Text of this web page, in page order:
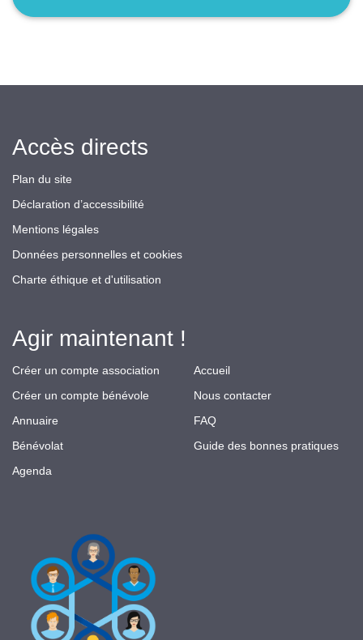
Accès directs
Plan du site
Déclaration d’accessibilité
Mentions légales
Données personnelles et cookies
Charte éthique et d'utilisation
Agir maintenant !
Créer un compte association
Créer un compte bénévole
Annuaire
Bénévolat
Agenda
Accueil
Nous contacter
FAQ
Guide des bonnes pratiques